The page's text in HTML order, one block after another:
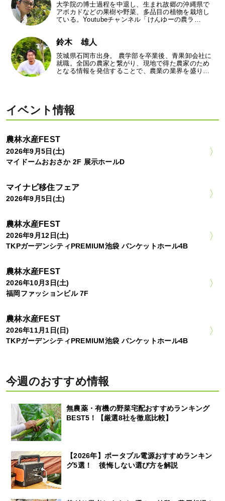
大学院の博士過程を中退し、生まれ故郷の沖縄県で
アボカドなどの果樹や野菜、多品目の植物を栽培し
ている。Youtubeチャンネル「けんゆーの農ラ…
鈴木 雄人
茨城県石岡市出身。 農学部を卒業後、青果卸会社に
就職。全国の農家と繋がり、現地で得た農家のため
となる情報を発信することで、農業の業界を盛り…
イベント情報
農林水産FEST
2026年9月5日(土)
マイドームおおさか 2F 展示ホールD
マイナビ移住フェア
2026年9月5日(土)
農林水産FEST
2026年9月12日(土)
TKPガーデンシティPREMIUM池袋 バンケットホール4B
農林水産FEST
2026年10月3日(土)
福岡ファッションビル 7F
農林水産FEST
2026年11月1日(日)
TKPガーデンシティPREMIUM池袋 バンケットホール4B
今週のおすすめ情報
無農薬・有機の野菜宅配おすすめランキング
BEST5！【厳選8社を徹底比較】
【2026年】ポータブル電源おすすめランキン
グ5選！ 後悔しない選び方を解説